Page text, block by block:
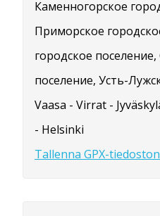
Каменногорское
Приморское
городское
поселение, Усть-
Vaasa - Virrat -
- Helsinki
Tallenna GPX-